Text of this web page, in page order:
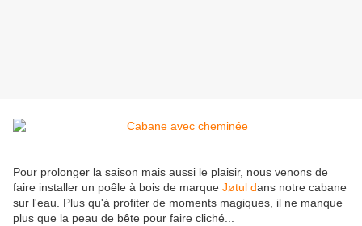
Pour prolonger la saison mais aussi le plaisir, nous venons de
faire installer un poêle à bois de marque Jøtul dans notre cabane
sur l'eau. Plus qu'à profiter de moments magiques, il ne manque
plus que la peau de bête pour faire cliché...